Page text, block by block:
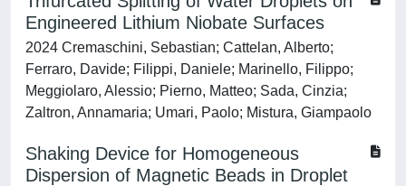
Engineered Lithium Niobate Surfaces
2024 Cremaschini, Sebastian; Cattelan, Alberto;
Ferraro, Davide; Filippi, Daniele; Marinello, Filippo;
Meggiolaro, Alessio; Pierno, Matteo; Sada, Cinzia;
Zaltron, Annamaria; Umari, Paolo; Mistura, Giampaolo
Shaking Device for Homogeneous
Dispersion of Magnetic Beads in Droplet